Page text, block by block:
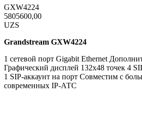
GXW4224
5805600,00
UZS
Grandstream GXW4224
1 сетевой порт Gigabit Ethernet
Графический дисплей 132x48 точек 4
1 SIP-аккаунт на порт Совместим с
современных IP-АТС